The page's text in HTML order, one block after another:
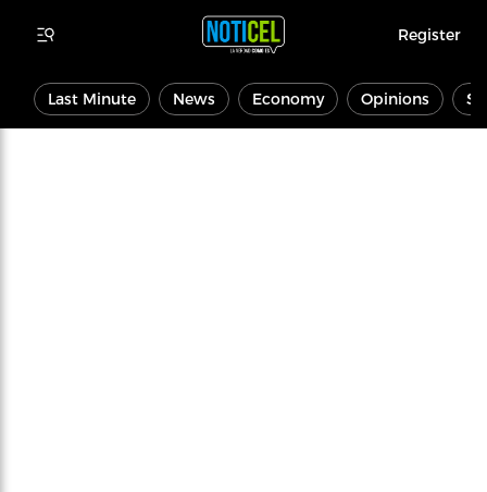
Register
Last Minute News Economy Opinions